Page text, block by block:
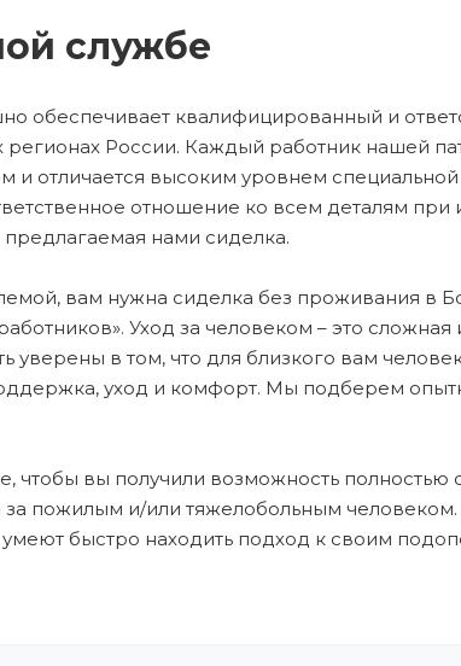
службе
обеспечивает квалифицированный и
регионах России. Каждый работник нашей
и отличается высоким уровнем
отношение ко всем деталям при
нами сиделка.
вам нужна сиделка без проживания в
Уход за человеком – это сложная
в том, что для близкого вам
уход и комфорт. Мы подберем
вы получили возможность полностью
за пожилым и/или тяжелобольным
быстро находить подход к своим